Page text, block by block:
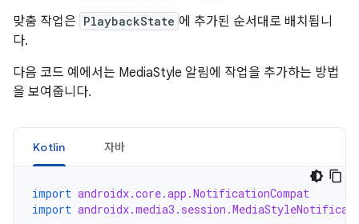
맞춤 작업은 PlaybackState 에 추가된 순서대로 배치됩니
다.
다음 코드 예에서는 MediaStyle 알림에 작업을 추가하는 방법
을 보여줍니다.
Kotlin 자바
import androidx.core.app.NotificationCompat
import